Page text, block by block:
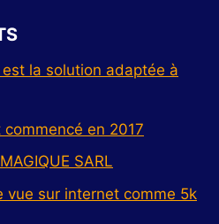
la solution adaptée à
commencé en 2017
SARL
vue sur internet comme 5k